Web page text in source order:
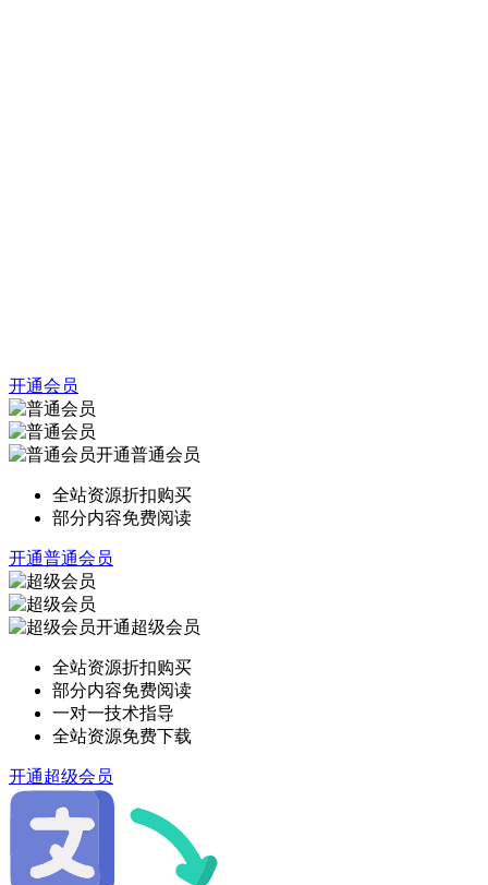
开通会员
开通普通会员
全站资源折扣购买
部分内容免费阅读
开通普通会员
开通超级会员
全站资源折扣购买
部分内容免费阅读
一对一技术指导
全站资源免费下载
开通超级会员